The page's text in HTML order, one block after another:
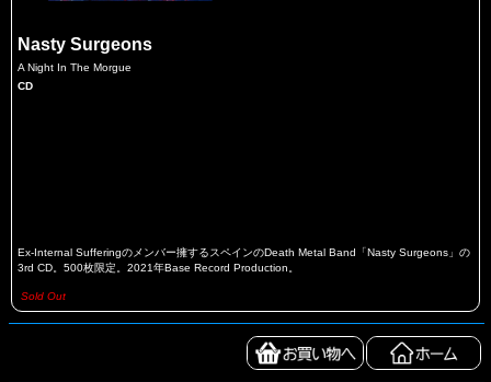
Nasty Surgeons
A Night In The Morgue
CD
Ex-Internal Sufferingのメンバー擁するスペインのDeath Metal Band「Nasty Surgeons」の
3rd CD。500枚限定。2021年Base Record Production。
Sold Out